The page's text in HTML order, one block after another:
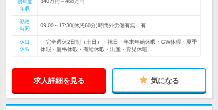
初年度
年収
勤務
時間
09:00～17:30(休憩60分)時間外労働有無：有
休日
休暇
・完全週休2日制（土日）・祝日・年末年始休暇・GW休暇・夏季
休暇・慶弔休暇・有給休暇・出産・育児休暇…
求人詳細を見る 気になる